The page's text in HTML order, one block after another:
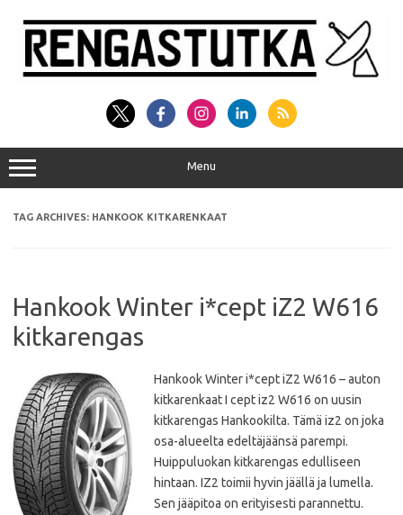
content
Menu
TAG ARCHIVES: HANKOOK KITKARENKAAT
Hankook Winter i*cept iZ2 W616
kitkarengas
Hankook Winter i*cept iZ2 W616 – auton
kitkarenkaat I cept iz2 W616 on uusin
kitkarengas Hankookilta. Tämä iz2 on joka
osa-alueelta edeltäjäänsä parempi.
Huippuluokan kitkarengas edulliseen
hintaan. IZ2 toimii hyvin jäällä ja lumella.
Sen jääpitoa on erityisesti parannettu.